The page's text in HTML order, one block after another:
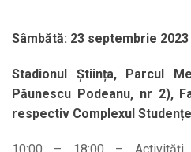
Sâmbătă: 23 septembrie 2023
Stadionul Știința, Parcul
Păunescu Podeanu, nr 2),
respectiv Complexul